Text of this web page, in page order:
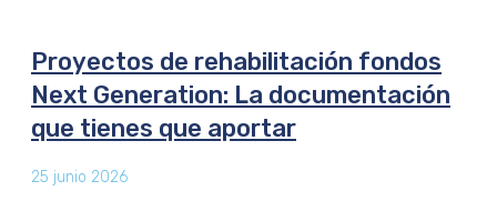
Proyectos de rehabilitación fondos
Next Generation: La documentación
que tienes que aportar
25 junio 2026